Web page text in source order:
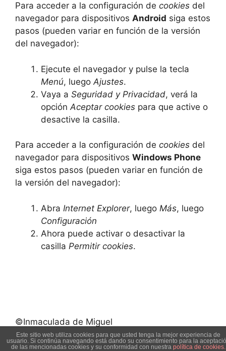
Para acceder a la configuración de cookies del
navegador para dispositivos Android siga estos
pasos (pueden variar en función de la versión
del navegador):
Ejecute el navegador y pulse la tecla
Menú, luego Ajustes.
Vaya a Seguridad y Privacidad, verá la
opción Aceptar cookies para que active o
desactive la casilla.
Para acceder a la configuración de cookies del
navegador para dispositivos Windows Phone
siga estos pasos (pueden variar en función de
la versión del navegador):
Abra Internet Explorer, luego Más, luego
Configuración
Ahora puede activar o desactivar la
casilla Permitir cookies.
©Inmaculada de Miguel
Este sitio web utiliza cookies para que usted tenga la mejor experiencia de
usuario. Si continúa navegando está dando su consentimiento para la
de las mencionadas cookies y su conformidad con nuestra política de cookies.